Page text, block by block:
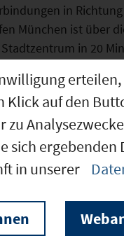
in
München ist über
in 20
sowie
sehr hohen
Klick auf den
zu
sich
in unserer